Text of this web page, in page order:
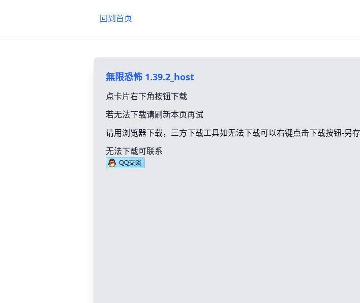
回到首页
無限恐怖 1.39.2_host
点卡片右下角按钮下载
若无法下载请刷新本页再试
请用浏览器下载，三方下载工具如无法下载可以右键点击下载按钮-另
无法下载可联系